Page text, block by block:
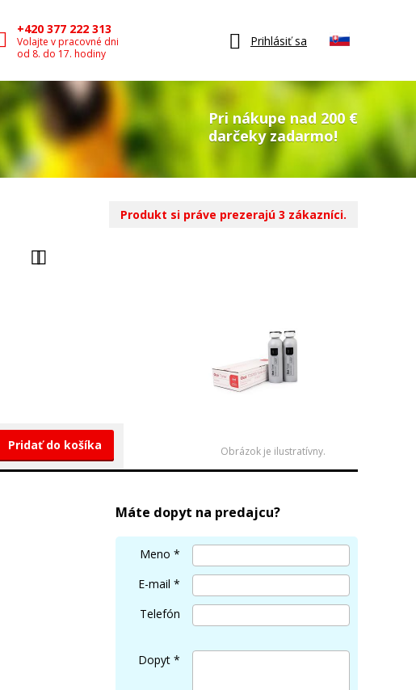
+420 377 222 313
Volajte v pracovné dni
od 8. do 17. hodiny
Prihlásiť sa
Pri nákupe nad 200 €
darčeky zadarmo!
Pridať do košíka Obrázok je ilustratívny.
Produkt si práve prezerajú 3 zákazníci.
Máte dopyt na predajcu?
Meno *
E-mail *
Telefón
Dopyt *